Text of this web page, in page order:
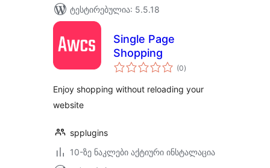
ტესტირებულია: 5.5.18
Single Page
Shopping
(0საერთო
რეიტინგი
)
Enjoy shopping without reloading your
website
spplugins
10-ზე ნაკლები აქტიური ინსტალაცია